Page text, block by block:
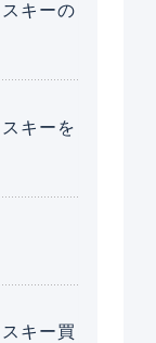
キーの
キーを
キー買